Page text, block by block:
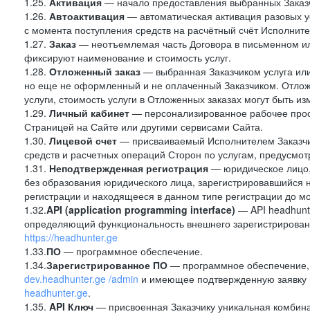
1.26. Автоактивация — автоматическая активация разовых
с момента поступления средств на расчётный счёт
1.27. Заказ — неотъемлемая часть Договора в письменном
фиксируют наименование и стоимость услуг.
1.28. Отложенный заказ — выбранная Заказчиком услуга
но еще не оформленный и не оплаченный Заказчиком.
услуги, стоимость услуги в Отложенных заказах могут
1.29. Личный кабинет — персонализированное рабочее
Страницей на Сайте или другими сервисами Сайта.
1.30. Лицевой счет — присваиваемый Исполнителем
средств и расчетных операций Сторон по услугам,
1.31. Неподтвержденная регистрация — юридическое
без образования юридического лица,
регистрации и находящееся в данном типе регистрации до
1.32.API (application programming interface) — API
определяющий функциональность внешнего
https://headhunter.ge
1.33.ПО — программное обеспечение.
1.34.Зарегистрированное ПО — программное
dev.headhunter.ge /admin и имеющее подтвержденную
headhunter.ge.
1.35. API Ключ — присвоенная Заказчику уникальная